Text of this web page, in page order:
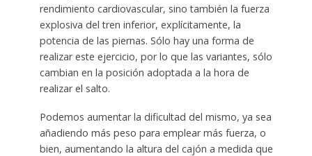
rendimiento cardiovascular, sino también la fuerza
explosiva del tren inferior, explícitamente, la
potencia de las piernas. Sólo hay una forma de
realizar este ejercicio, por lo que las variantes, sólo
cambian en la posición adoptada a la hora de
realizar el salto.
Podemos aumentar la dificultad del mismo, ya sea
añadiendo más peso para emplear más fuerza, o
bien, aumentando la altura del cajón a medida que